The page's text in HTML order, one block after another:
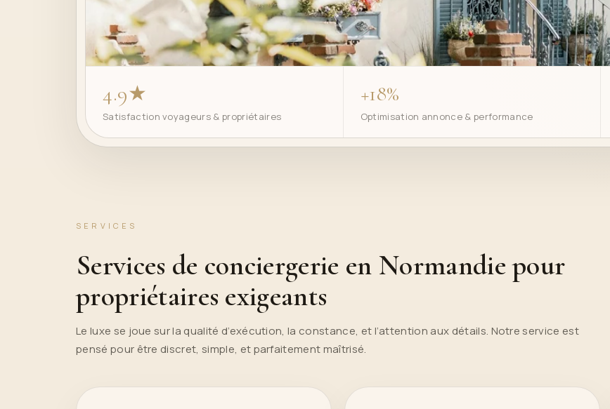
4.9★
Satisfaction voyageurs & propriétaires
+18%
Optimisation annonce & performance
SERVICES
Services de conciergerie en Normandie pour
propriétaires exigeants
Le luxe se joue sur la qualité d’exécution, la constance, et l’attention aux détails. Notre service est
pensé pour être discret, simple, et parfaitement maîtrisé.